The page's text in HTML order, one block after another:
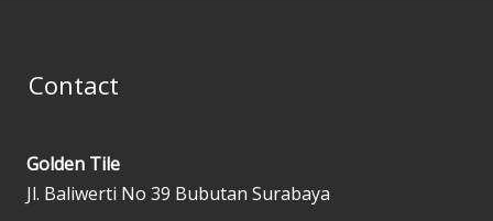
Contact
Golden Tile
Jl. Baliwerti No 39 Bubutan Surabaya